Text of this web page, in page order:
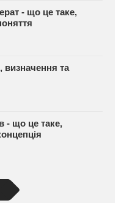
- що це таке,
визначення та
- що це таке,